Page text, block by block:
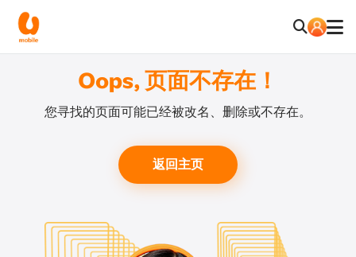
Oops, 页面不存在！
您寻找的页面可能已经被改名、删除或不存在。
返回主页